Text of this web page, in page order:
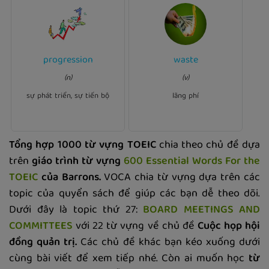
progression
(n)
sự phát triển, sự tiến bộ
Ví dụ:
You can't choose between
interesting work and rapid
career
progression
waste
(v)
lãng phí
Ví dụ:
We should not
Tổng hợp 1000 từ vựng TOEICchia theo chủ đề dựa
trêngiáo trình từ vựng 600 Essential Words For the
TOEICcủa Barrons.VOCA chia từ vựng dựa trên các
topic của quyển sách để giúp các bạn dễ theo dõi.
Dưới đây là topic thứ 27: BOARD MEETINGS AND
COMMITTEESvới 22 từ vựng về chủ đề Cuộc họp hội
đồng quản trị. Các chủ đề khác bạn kéo xuống dưới
cùng bài viết để xem tiếp nhé. Còn ai muốn học từ